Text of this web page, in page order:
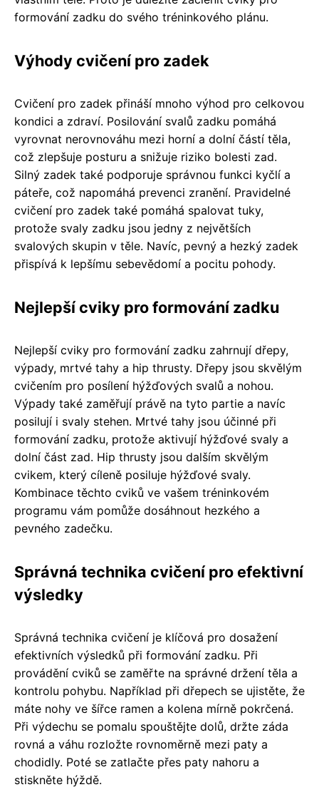
formování zadku do svého tréninkového plánu.
Výhody cvičení pro zadek
Cvičení pro zadek přináší mnoho výhod pro celkovou
kondici a zdraví. Posilování svalů zadku pomáhá
vyrovnat nerovnováhu mezi horní a dolní částí těla,
což zlepšuje posturu a snižuje riziko bolesti zad.
Silný zadek také podporuje správnou funkci kyčlí a
páteře, což napomáhá prevenci zranění. Pravidelné
cvičení pro zadek také pomáhá spalovat tuky,
protože svaly zadku jsou jedny z největších
svalových skupin v těle. Navíc, pevný a hezký zadek
přispívá k lepšímu sebevědomí a pocitu pohody.
Nejlepší cviky pro formování zadku
Nejlepší cviky pro formování zadku zahrnují dřepy,
výpady, mrtvé tahy a hip thrusty. Dřepy jsou skvělým
cvičením pro posílení hýžďových svalů a nohou.
Výpady také zaměřují právě na tyto partie a navíc
posilují i svaly stehen. Mrtvé tahy jsou účinné při
formování zadku, protože aktivují hýžďové svaly a
dolní část zad. Hip thrusty jsou dalším skvělým
cvikem, který cíleně posiluje hýžďové svaly.
Kombinace těchto cviků ve vašem tréninkovém
programu vám pomůže dosáhnout hezkého a
pevného zadečku.
Správná technika cvičení pro efektivní
výsledky
Správná technika cvičení je klíčová pro dosažení
efektivních výsledků při formování zadku. Při
provádění cviků se zaměřte na správné držení těla a
kontrolu pohybu. Například při dřepech se ujistěte, že
máte nohy ve šířce ramen a kolena mírně pokrčená.
Při výdechu se pomalu spouštějte dolů, držte záda
rovná a váhu rozložte rovnoměrně mezi paty a
chodidly. Poté se zatlačte přes paty nahoru a
stiskněte hýždě.